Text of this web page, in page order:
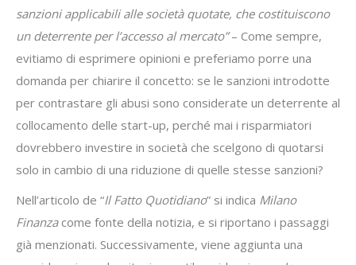
sanzioni applicabili alle società quotate, che costituiscono
un deterrente per l’accesso al mercato”– Come sempre,
evitiamo di esprimere opinioni e preferiamo porre una
domanda per chiarire il concetto: se le sanzioni introdotte
per contrastare gli abusi sono considerate un deterrente al
collocamento delle start-up, perché mai i risparmiatori
dovrebbero investire in società che scelgono di quotarsi
solo in cambio di una riduzione di quelle stesse sanzioni?
Nell’articolo de “Il Fatto Quotidiano” si indica Milano
Finanzacome fonte della notizia, e si riportano i passaggi
già menzionati. Successivamente, viene aggiunta una